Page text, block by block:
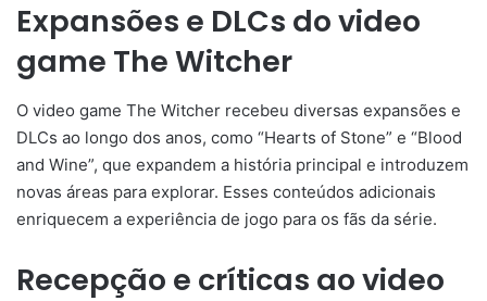
Expansões e DLCs do video
game The Witcher
O video game The Witcher recebeu diversas expansões e
DLCs ao longo dos anos, como “Hearts of Stone” e “Blood
and Wine”, que expandem a história principal e introduzem
novas áreas para explorar. Esses conteúdos adicionais
enriquecem a experiência de jogo para os fãs da série.
Recepção e críticas ao video